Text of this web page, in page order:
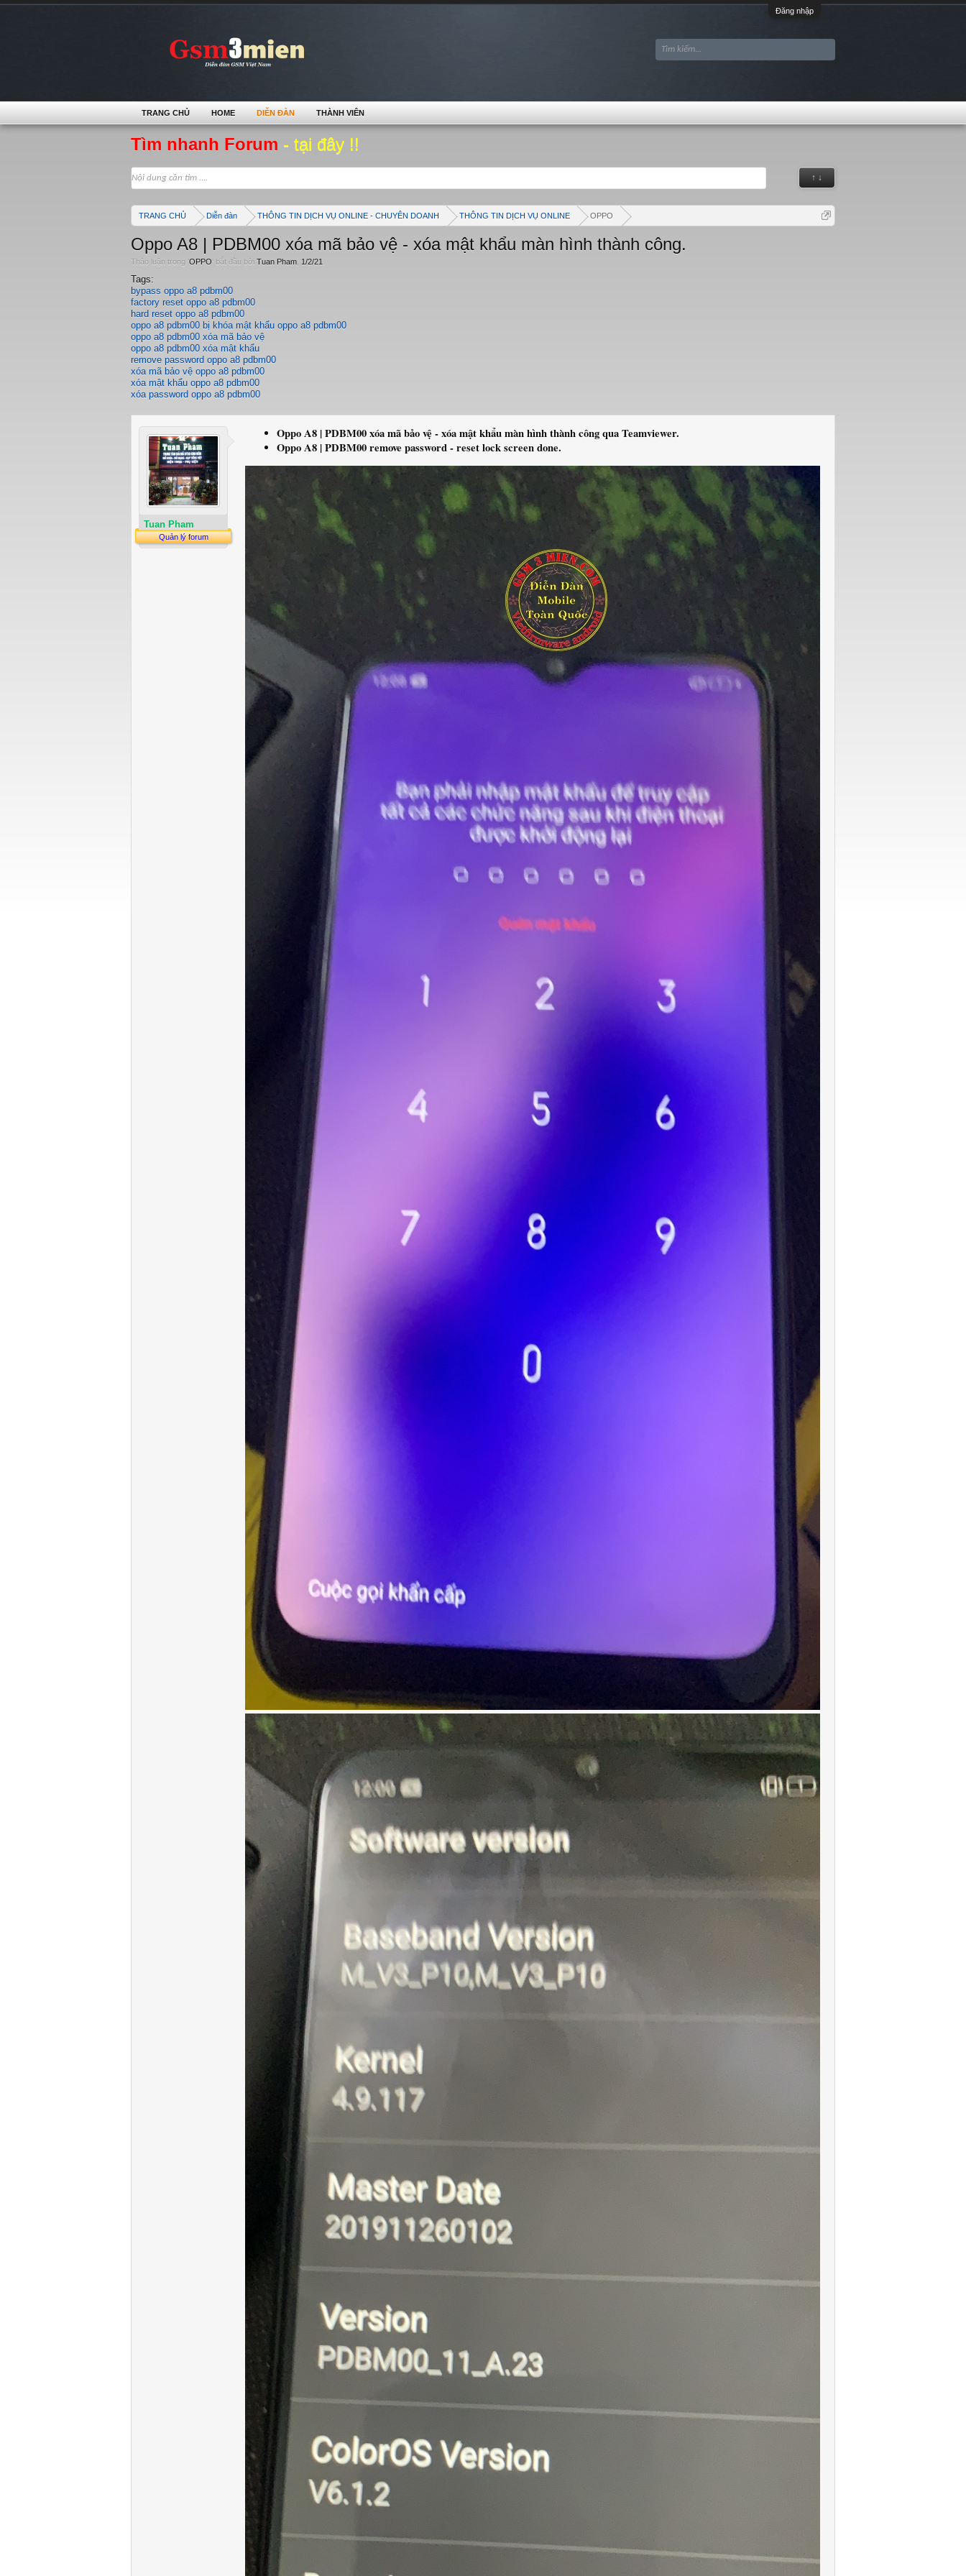
Đăng nhập
Tìm nhanh Forum - tại đây !!
↑ ↓
TRANG CHỦ Diễn đàn THÔNG TIN DỊCH VỤ ONLINE - CHUYÊN DOANH THÔNG TIN DỊCH VỤ ONLINE OPPO
Oppo A8 | PDBM00 xóa mã bảo vệ - xóa mật khẩu màn hình thành công.
Thảo luận trong 'OPPO' bắt đầu bởi Tuan Pham 1/2/21
Tags:
bypass oppo a8 pdbm00
factory reset oppo a8 pdbm00
hard reset oppo a8 pdbm00
oppo a8 pdbm00 bị khóa mật khẩu oppo a8 pdbm00
oppo a8 pdbm00 xóa mã bảo vệ
oppo a8 pdbm00 xóa mật khẩu
remove password oppo a8 pdbm00
xóa mã bảo vệ oppo a8 pdbm00
xóa mật khẩu oppo a8 pdbm00
xóa password oppo a8 pdbm00
Tuan Pham
Quản lý forum
Oppo A8 | PDBM00 xóa mã bảo vệ - xóa mật khẩu màn hình thành công qua Teamviewer.
Oppo A8 | PDBM00 remove password - reset lock screen done.
TRANG CHỦ HOME DIỄN ĐÀN THÀNH VIÊN